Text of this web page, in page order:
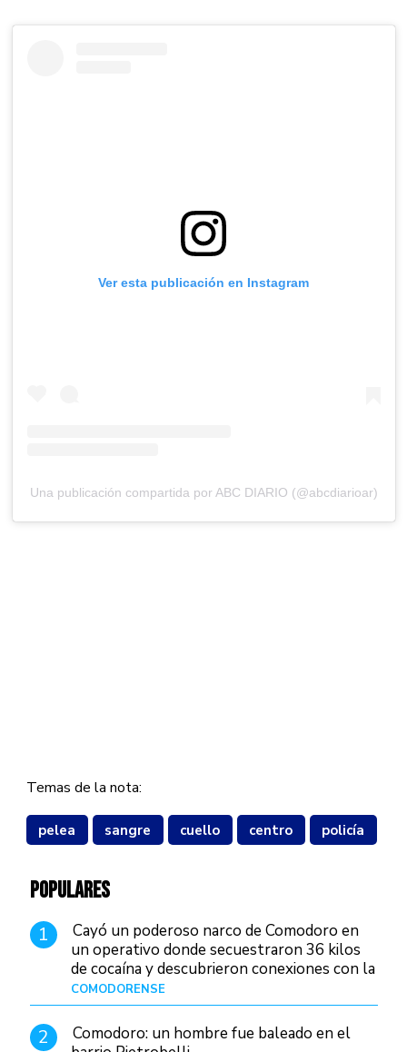
Ver esta publicación en Instagram
Una publicación compartida por ABC DIARIO (@abcdiarioar)
Temas de la nota:
pelea sangre cuello centro policía
POPULARES
1
Cayó un poderoso narco de Comodoro en
un operativo donde secuestraron 36 kilos
de cocaína y descubrieron conexiones con la
Patagonia
COMODORENSE
2
Comodoro: un hombre fue baleado en el